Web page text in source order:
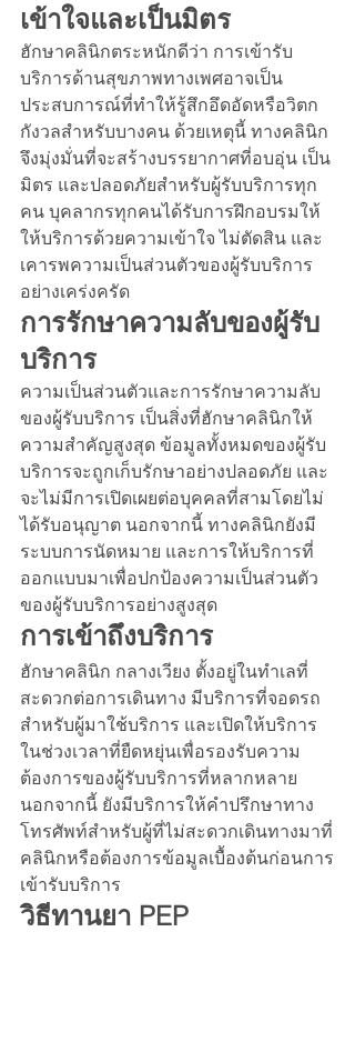
เข้าใจและเป็นมิตร
ฮักษาคลินิกตระหนักดีว่า การเข้ารับ
บริการด้านสุขภาพทางเพศอาจเป็น
ประสบการณ์ที่ทำให้รู้สึกอึดอัดหรือวิตก
กังวลสำหรับบางคน ด้วยเหตุนี้ ทางคลินิก
จึงมุ่งมั่นที่จะสร้างบรรยากาศที่อบอุ่น เป็น
มิตร และปลอดภัยสำหรับผู้รับบริการทุก
คน บุคลากรทุกคนได้รับการฝึกอบรมให้
ให้บริการด้วยความเข้าใจ ไม่ตัดสิน และ
เคารพความเป็นส่วนตัวของผู้รับบริการ
อย่างเคร่งครัด
การรักษาความลับของผู้รับ
บริการ
ความเป็นส่วนตัวและการรักษาความลับ
ของผู้รับบริการ เป็นสิ่งที่ฮักษาคลินิกให้
ความสำคัญสูงสุด ข้อมูลทั้งหมดของผู้รับ
บริการจะถูกเก็บรักษาอย่างปลอดภัย และ
จะไม่มีการเปิดเผยต่อบุคคลที่สามโดยไม่
ได้รับอนุญาต นอกจากนี้ ทางคลินิกยังมี
ระบบการนัดหมาย และการให้บริการที่
ออกแบบมาเพื่อปกป้องความเป็นส่วนตัว
ของผู้รับบริการอย่างสูงสุด
การเข้าถึงบริการ
ฮักษาคลินิก กลางเวียง ตั้งอยู่ในทำเลที่
สะดวกต่อการเดินทาง มีบริการที่จอดรถ
สำหรับผู้มาใช้บริการ และเปิดให้บริการ
ในช่วงเวลาที่ยืดหยุ่นเพื่อรองรับความ
ต้องการของผู้รับบริการที่หลากหลาย
นอกจากนี้ ยังมีบริการให้คำปรึกษาทาง
โทรศัพท์สำหรับผู้ที่ไม่สะดวกเดินทางมาที่
คลินิกหรือต้องการข้อมูลเบื้องต้นก่อนการ
เข้ารับบริการ
วิธีทานยา PEP